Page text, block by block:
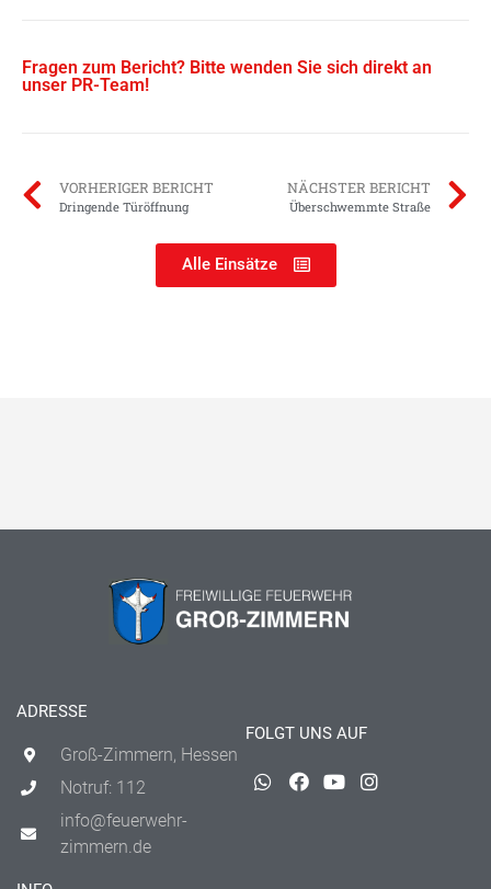
Fragen zum Bericht? Bitte wenden Sie sich direkt an
unser PR-Team!
VORHERIGER BERICHT
Dringende Türöffnung
NÄCHSTER BERICHT
Überschwemmte Straße
Alle Einsätze
ADRESSE
Groß-Zimmern, Hessen
Notruf: 112
info@feuerwehr-
zimmern.de
FOLGT UNS AUF